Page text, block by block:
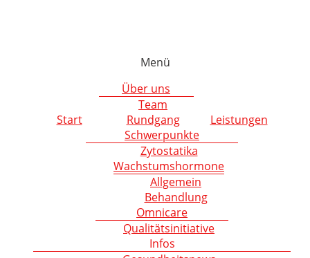
Menü
Start
Über uns
Team
Rundgang
Leistungen
Schwerpunkte
Zytostatika
Wachstumshormone
Allgemein
Behandlung
Omnicare
Qualitätsinitiative
Infos